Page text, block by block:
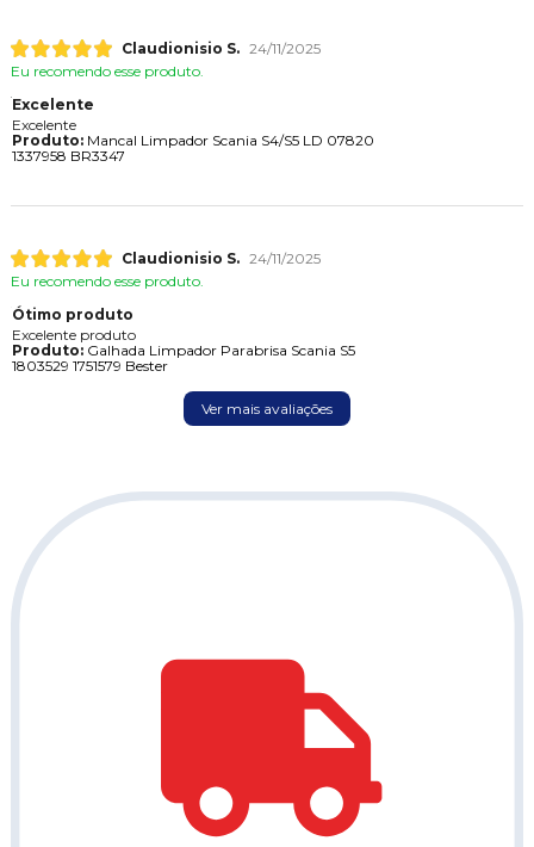
Claudionisio S. 24/11/2025
Eu recomendo esse produto.
Excelente
Excelente
Produto:Mancal Limpador Scania S4/S5 LD 07820
1337958 BR3347
Claudionisio S. 24/11/2025
Eu recomendo esse produto.
Ótimo produto
Excelente produto
Produto:Galhada Limpador Parabrisa Scania S5
1803529 1751579 Bester
Ver mais avaliações